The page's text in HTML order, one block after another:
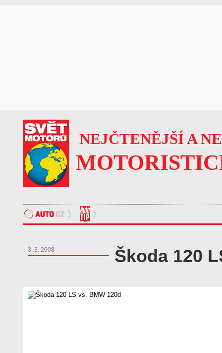
NEJČTENĚJŠÍ A
3. 3. 2008 Škoda 120